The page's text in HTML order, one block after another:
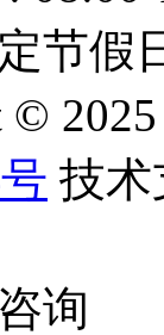
节假
©
技术
询